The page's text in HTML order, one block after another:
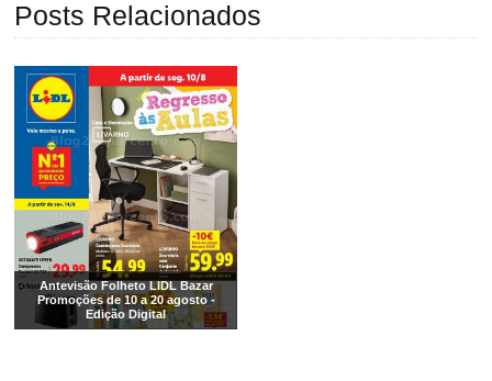
Posts Relacionados
Antevisão Folheto LIDL Bazar
Promoções de 10 a 20 agosto -
Edição Digital